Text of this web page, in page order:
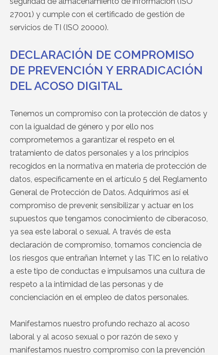
27001) y cumple con el certificado de gestión de
servicios de TI (ISO 20000).
DECLARACIÓN DE COMPROMISO
DE PREVENCIÓN Y ERRADICACIÓN
DEL ACOSO DIGITAL
Tenemos un compromiso con la protección de datos y
con la igualdad de género y por ello nos
comprometemos a garantizar el respeto en el
tratamiento de datos personales y a los principios
recogidos en la normativa en materia de protección de
datos, específicamente en el artículo 5 del Reglamento
General de Protección de Datos. Adquirimos así el
compromiso de prevenir, sensibilizar y actuar en los
supuestos que tengamos conocimiento de ciberacoso,
ya sea este laboral o sexual. A través de esta
declaración de compromiso, tomamos conciencia de
los riesgos que entrañan Internet y las TIC en lo relativo
a este tipo de conductas e impulsamos una cultura de
respeto a la intimidad de las personas y de
concienciación en el empleo de datos personales.
Manifestamos nuestro profundo rechazo al acoso
laboral y al acoso sexual o por razón de sexo y
manifestamos nuestro compromiso con la prevención